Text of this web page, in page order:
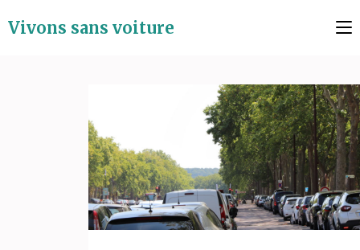
au
Vivons sans voiture